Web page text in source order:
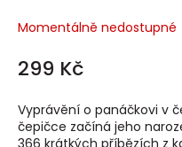
Momentálně nedostupné
299 Kč
Vyprávění o panáčkovi v
čepičce začíná jeho
366 krátkých příbězích z